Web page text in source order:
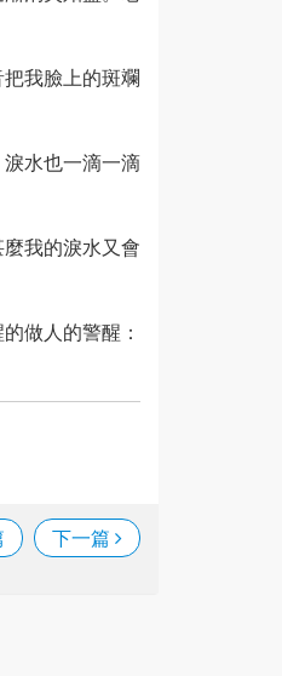
我臉上的斑斕
水也一滴一滴
我的淚水又會
做人的警醒：
下一篇